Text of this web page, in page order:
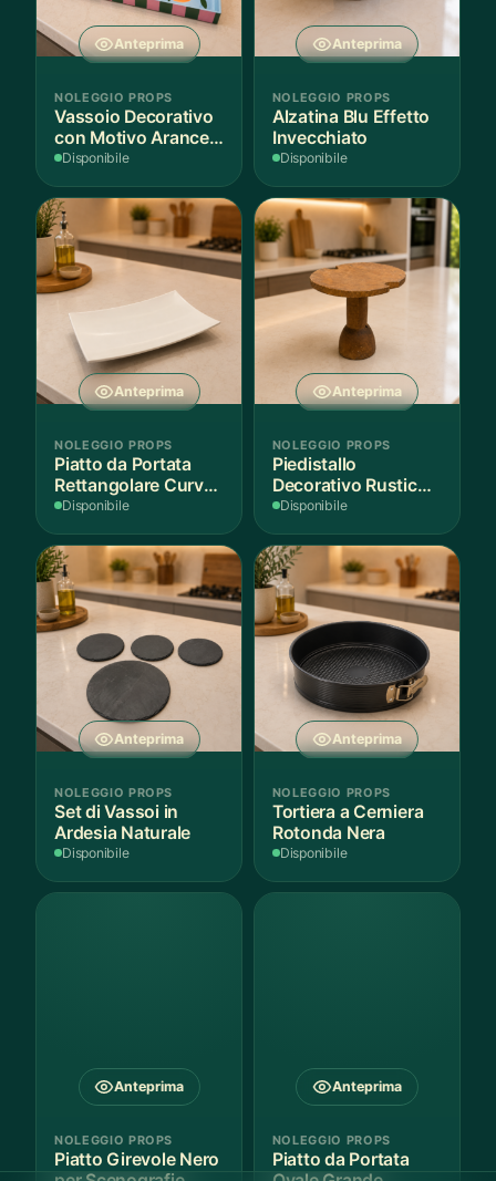
Anteprima
NOLEGGIO PROPS
Vassoio Decorativo
con Motivo Arance e
Foglie
Disponibile
Anteprima
NOLEGGIO PROPS
Alzatina Blu Effetto
Invecchiato
Disponibile
Anteprima
NOLEGGIO PROPS
Piatto da Portata
Rettangolare Curvo
Bianco
Disponibile
Anteprima
NOLEGGIO PROPS
Piedistallo
Decorativo Rustico
in Legno
Disponibile
Anteprima
NOLEGGIO PROPS
Set di Vassoi in
Ardesia Naturale
Disponibile
Anteprima
NOLEGGIO PROPS
Tortiera a Cerniera
Rotonda Nera
Disponibile
Anteprima
NOLEGGIO PROPS
Piatto Girevole Nero
Anteprima
NOLEGGIO PROPS
Piatto da Portata